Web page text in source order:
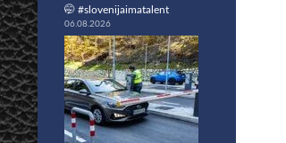
🤭 #slovenijaimatalent
06.08.2026